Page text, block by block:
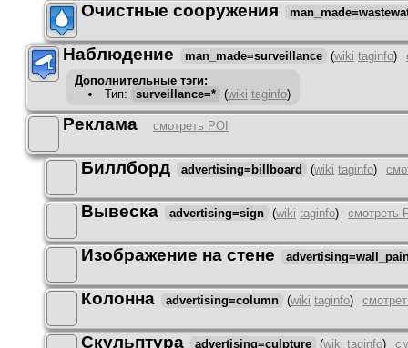
Очистные сооружения
Наблюдение man_made=surveillance (wiki taginfo)
Дополнительные тэги:
Тип: surveillance=* (wiki taginfo)
Реклама смотреть POI
Биллборд advertising=billboard (wiki taginfo)
Вывеска advertising=sign (wiki taginfo) смотреть
Изображение на стене
Колонна advertising=column (wiki taginfo)
Скульптура advertising=culpture (wiki taginfo)